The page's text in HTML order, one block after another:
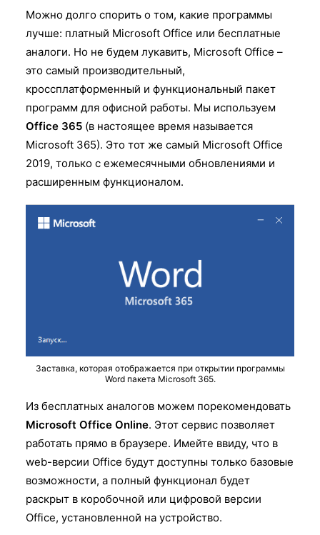
Можно долго спорить о том, какие программы
лучше: платный Microsoft Office или бесплатные
аналоги. Но не будем лукавить, Microsoft Office –
это самый производительный,
кроссплатформенный и функциональный пакет
программ для офисной работы. Мы используем
Office 365 (в настоящее время называется
Microsoft 365). Это тот же самый Microsoft Office
2019, только с ежемесячными обновлениями и
расширенным функционалом.
Заставка, которая отображается при открытии программы
Word пакета Microsoft 365.
Из бесплатных аналогов можем порекомендовать
Microsoft Office Online. Этот сервис позволяет
работать прямо в браузере. Имейте ввиду, что в
web-версии Office будут доступны только базовые
возможности, а полный функционал будет
раскрыт в коробочной или цифровой версии
Office, установленной на устройство.